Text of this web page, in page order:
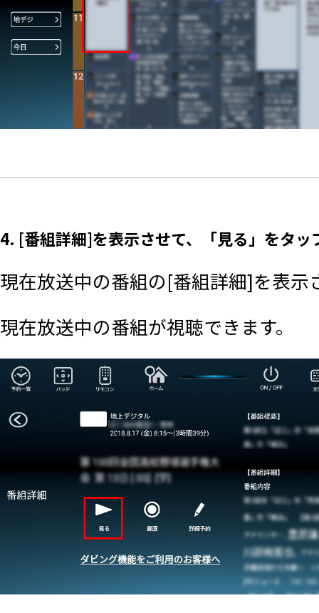
4. [番組詳細]を表示させて、「見る」をタッ
現在放送中の番組の[番組詳細]を表示
現在放送中の番組が視聴できます。